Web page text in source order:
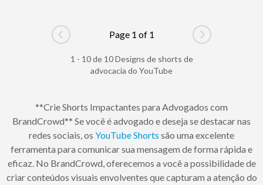
Go to previous page
Page 1 of 1
Go to next
1 - 10 de 10 Designs de shorts de
advocacia do YouTube
**Crie Shorts Impactantes para Advogados com
BrandCrowd** Se você é advogado e deseja se destacar nas
redes sociais, os YouTube Shorts são uma excelente
ferramenta para comunicar sua mensagem de forma rápida e
eficaz. No BrandCrowd, oferecemos a você a possibilidade de
criar conteúdos visuais envolventes que capturam a atenção do